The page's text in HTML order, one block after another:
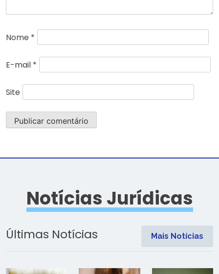
Nome *
E-mail *
Site
Notícias Jurídicas
Últimas Notícias Mais Notícias